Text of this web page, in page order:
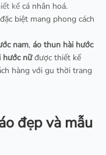
kế cá nhân hoá.
biệt mang phong cách
nam,áo thun hài hước
hước nữđược thiết kế
hàng với gu thời trang
đẹp và mẫu